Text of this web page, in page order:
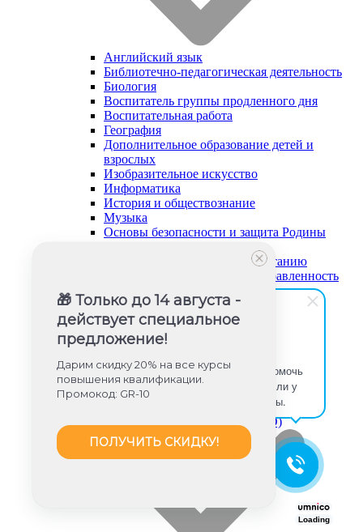
Здравствуйте! Готова помочь
вам. Напишите мне, если у
вас появятся вопросы.
Английский язык
Библиотечно-педагогическая деятельность
Биология
Воспитатель группы продленного дня
Воспитательная работа
География
Дополнительное образование детей и
взрослых
Изобразительное искусство
Информатика
История и обществознание
Музыка
Основы безопасности и защита Родины
Советник директора по воспитанию
Социально-гуманитарная направленность
Техническая направленность
Труд (технология)
Туризм и краеведение
Тьюторское сопровождение
Физика
Физическое воспитание
Химия
Художественная направленность
Дошкольное образование (ФГОС ДО)
Loading
🎁 Только до 14 августа -
действует специальное
предложение!
Дарим скидку 20% на все курсы
повышения квалификации.
Промокод: GR-10
ПОЛУЧИТЬ СКИДКУ!